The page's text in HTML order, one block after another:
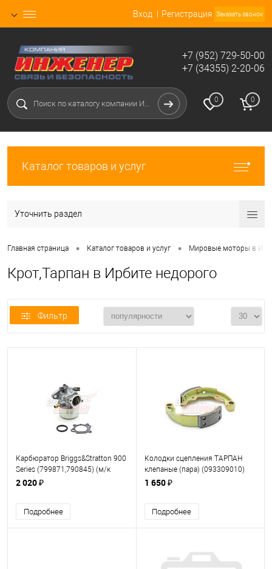
Вход Регистрация Заказать звонок
+7 (952) 729-50-00
+7 (34355) 2-20-06
0 0
Каталог товаров и услуг
Уточнить раздел
Главная страница • Каталог товаров и услуг • Мировые моторы в
Крот,Тарпан в Ирбите недорого
Фильтр
Карбюратор Briggs&Stratton 900
Series (799871,790845) (м/к
Craftsman)
2 020 ₽
Подробнее
Колодки сцепления ТАРПАН
клепаные (пара) (093309010)
ЗАВОД
1 650 ₽
Подробнее